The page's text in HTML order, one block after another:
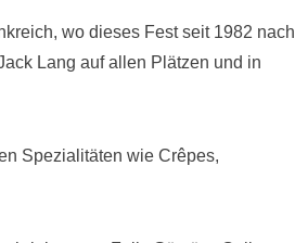
wo dieses Fest seit 1982 nach
Lang auf allen Plätzen und in
Spezialitäten wie Crêpes,